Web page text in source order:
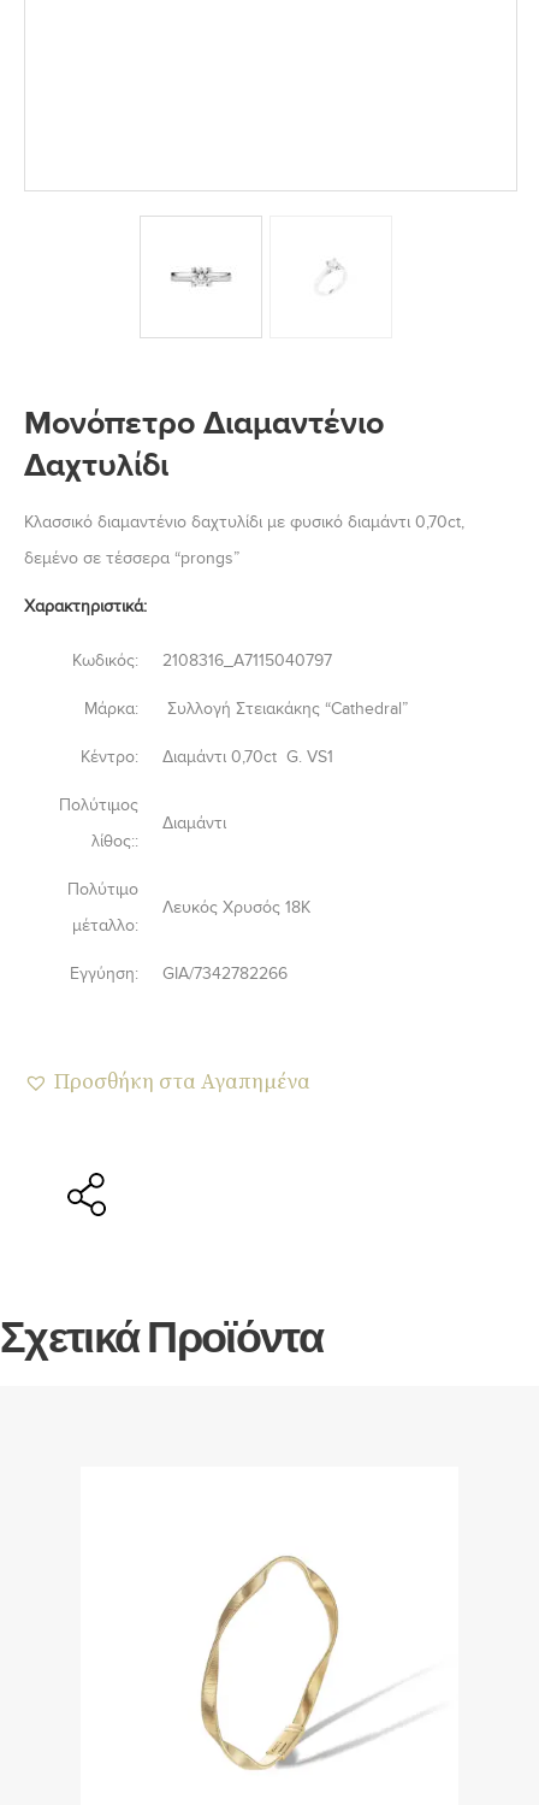
Μονόπετρο Διαμαντένιο
Δαχτυλίδι
Κλασσικό διαμαντένιο δαχτυλίδι με φυσικό διαμάντι 0,70ct,
δεμένο σε τέσσερα “prongs”
Χαρακτηριστικά:
Κωδικός: 2108316_A7115040797
Μάρκα: Συλλογή Στειακάκης “Cathedral”
Κέντρο: Διαμάντι 0,70ct G. VS1
Πολύτιμος
λίθος::
Διαμάντι
Πολύτιμο
μέταλλο:
Λευκός Χρυσός 18Κ
Εγγύηση: GIA/7342782266
Προσθήκη στα Αγαπημένα
Σχετικά Προϊόντα